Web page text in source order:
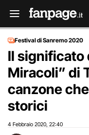
Festival di Sanremo 2020
Il significato
Miracoli” di
canzone
storici
4 Febbraio 2020 22:40